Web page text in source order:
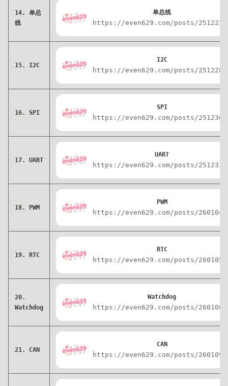
14. 单总
线
单总线
https://even629.com/posts/
15. I2C
I2C
https://even629.com/posts/
16. SPI
SPI
https://even629.com/posts/
17. UART
UART
https://even629.com/posts/
18. PWM
PWM
https://even629.com/posts/
19. RTC
RTC
https://even629.com/posts/
20.
Watchdog
Watchdog
https://even629.com/posts/
21. CAN
CAN
https://even629.com/posts/